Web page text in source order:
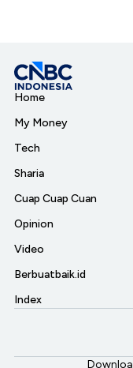
Home
My Money
Tech
Sharia
Cuap Cuap Cuan
Opinion
Video
Berbuatbaik.id
Index